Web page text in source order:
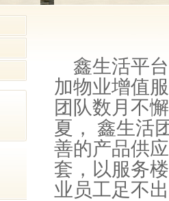
鑫生活平台
加物业增值
团队数月不
夏， 鑫生活
善的产品供
套，以服务
业员工足不